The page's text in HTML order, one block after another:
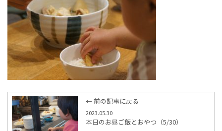
← 前の記事に戻る
2023.05.30
本日のお昼ご飯とおやつ（5/30）